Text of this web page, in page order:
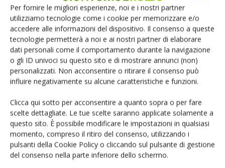
Per fornire le migliori esperienze, noi e i nostri partner
utilizziamo tecnologie come i cookie per memorizzare e/o
accedere alle informazioni del dispositivo. Il consenso a queste
tecnologie permetterà a noi e ai nostri partner di elaborare
dati personali come il comportamento durante la navigazione
o gli ID univoci su questo sito e di mostrare annunci (non)
personalizzati. Non acconsentire o ritirare il consenso può
influire negativamente su alcune caratteristiche e funzioni.
Clicca qui sotto per acconsentire a quanto sopra o per fare
scelte dettagliate. Le tue scelte saranno applicate solamente a
questo sito. È possibile modificare le impostazioni in qualsiasi
momento, compreso il ritiro del consenso, utilizzando i
pulsanti della Cookie Policy o cliccando sul pulsante di gestione
del consenso nella parte inferiore dello schermo.
indipendentemente da dove avvenga la transazione.
Il testo dell’annuncio MOFCOM n. 61/2025, tradotto e
analizzato dalCSET di Georgetown , stabilisce che
organizzazioni e individui stranieri devono ottenere una
licenza di export cinese per qualsiasi prodotto prodotto
fuori dalla Cina che contenga terre rare di origine cinese il
cui valore superi lo 0,1% del valore del prodotto finale,
oppure che sia stato prodotto con tecnologie cinesi di
estrazione, separazione per fusione o fabbricazione di
materiali magnetici.
Clark Hill